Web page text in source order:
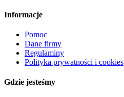
Informacje
Pomoc
Dane firmy
Regulaminy
Polityka prywatności i cookies
Gdzie jesteśmy